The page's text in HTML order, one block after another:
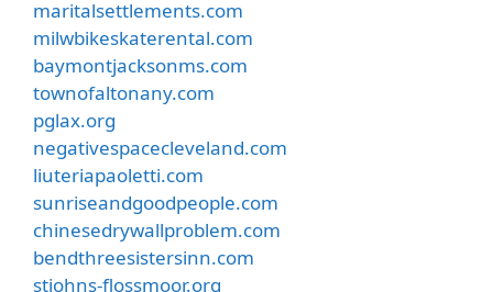
maritalsettlements.com
milwbikeskaterental.com
baymontjacksonms.com
townofaltonany.com
pglax.org
negativespacecleveland.com
liuteriapaoletti.com
sunriseandgoodpeople.com
chinesedrywallproblem.com
bendthreesistersinn.com
stjohns-flossmoor.org